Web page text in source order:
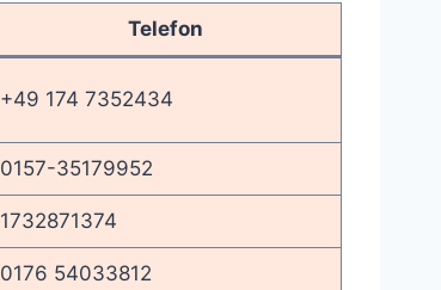
Telefon
+49 174 7352434
0157-35179952
1732871374
0176 54033812